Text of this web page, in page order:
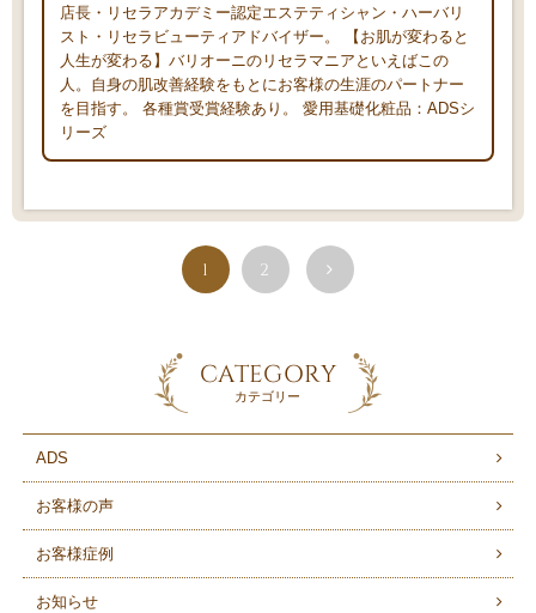
店長・リセラアカデミー認定エステティシャン・ハーバリ
スト・リセラビューティアドバイザー。 【お肌が変わると
人生が変わる】バリオーニのリセラマニアといえばこの
人。自身の肌改善経験をもとにお客様の生涯のパートナー
を目指す。 各種賞受賞経験あり。 愛用基礎化粧品：ADSシ
リーズ
1 2
CATEGORY
カテゴリー
ADS
お客様の声
お客様症例
お知らせ